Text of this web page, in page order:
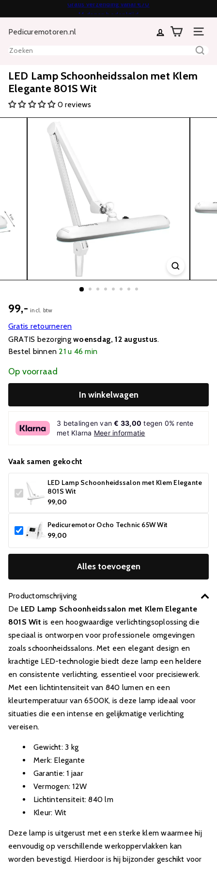
naar
inhoud
Diavoorstelling
14 dagen bedenktijd
Achteraf of in termijnen betalen mogelijk
Pedicuremotoren.nl
Zoeken
LED Lamp Schoonheidssalon met Klem
Elegante 801S Wit
0 reviews
99,- incl. btw
Gratis retourneren
GRATIS bezorgingwoensdag, 12 augustus.
Bestel binnen 21 u 46 min
Op voorraad
In winkelwagen
3 betalingen van€ 33,00 tegen 0% rente
met Klarna Meer informatie
Vaak samen gekocht
LED Lamp Schoonheidssalon met Klem Elegante
801S Wit
99,00
Pedicuremotor Ocho Technic 65W Wit
99,00
Alles toevoegen
Productomschrijving
De LED Lamp Schoonheidssalon met Klem Elegante
801S Wit is een hoogwaardige verlichtingsoplossing die
speciaal is ontworpen voor professionele omgevingen
zoals schoonheidssalons. Met een elegant design en
krachtige LED-technologie biedt deze lamp een heldere
en consistente verlichting, essentieel voor precisiewerk.
Met een lichtintensiteit van 840 lumen en een
kleurtemperatuur van 6500K, is deze lamp ideaal voor
situaties die een intense en gelijkmatige verlichting
vereisen.
Gewicht: 3 kg
Merk: Elegante
Garantie: 1 jaar
Vermogen: 12W
Lichtintensiteit: 840 lm
Kleur: Wit
Deze lamp is uitgerust met een sterke klem waarmee hij
eenvoudig op verschillende werkoppervlakken kan
worden bevestigd. Hierdoor is hij bijzonder geschikt voor